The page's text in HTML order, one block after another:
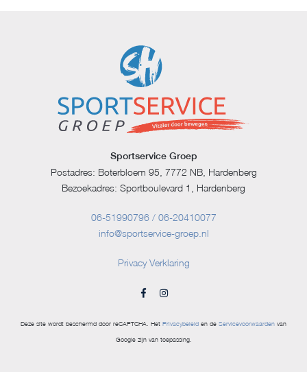
Sportservice Groep
Postadres: Boterbloem 95, 7772 NB, Hardenberg
Bezoekadres: Sportboulevard 1, Hardenberg
06-51990796 / 06-20410077
info@sportservice-groep.nl
Privacy Verklaring
Deze site wordt beschermd door reCAPTCHA. Het Privacybeleid en de Servicevoorwaarden van
Google zijn van toepassing.